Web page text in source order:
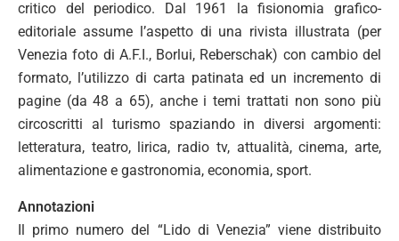
critico del periodico. Dal 1961 la fisionomia grafico-
editoriale assume l’aspetto di una rivista illustrata (per
Venezia foto di A.F.I., Borlui, Reberschak) con cambio del
formato, l’utilizzo di carta patinata ed un incremento di
pagine (da 48 a 65), anche i temi trattati non sono più
circoscritti al turismo spaziando in diversi argomenti:
letteratura, teatro, lirica, radio tv, attualità, cinema, arte,
alimentazione e gastronomia, economia, sport.
Annotazioni
Il primo numero del “Lido di Venezia” viene distribuito